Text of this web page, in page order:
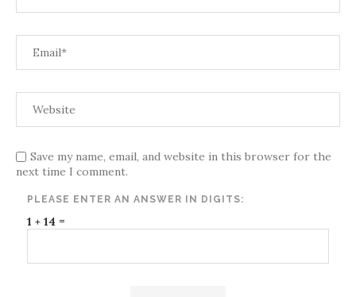
Save my name, email, and website in this browser for the
next time I comment.
PLEASE ENTER AN ANSWER IN DIGITS:
1 + 14 =